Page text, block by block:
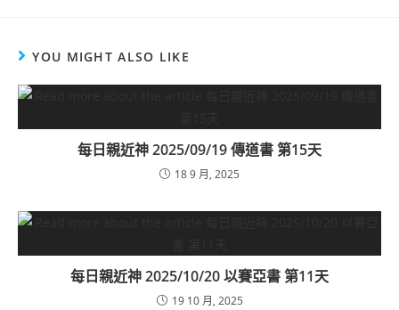
YOU MIGHT ALSO LIKE
每日親近神 2025/09/19 傳道書 第15天
18 9 月, 2025
每日親近神 2025/10/20 以賽亞書 第11天
19 10 月, 2025